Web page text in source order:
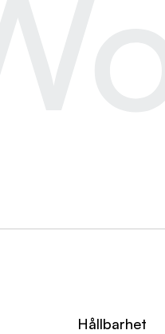
Hållbarhet